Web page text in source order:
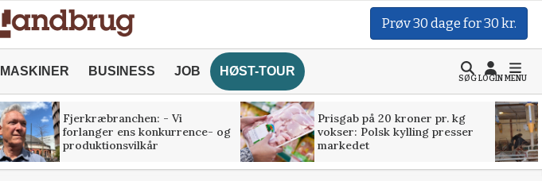
Prøv 30 dage for 30 kr.
MASKINER BUSINESS JOB HØST-TOUR
SØGLOGINMENU
Fjerkræbranchen: - Vi
forlanger ens konkurrence- og
produktionsvilkår
Prisgab på 20 kroner pr. kg
vokser: Polsk kylling presser
markedet